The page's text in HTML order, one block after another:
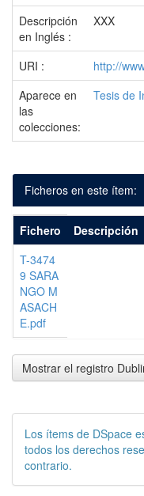
Descripción
en Inglés :
XXX
URI :
http://
Aparece en
las
colecciones:
Tesis de
Ficheros en este ítem:
Fichero Descripción
T-3474
9 SARA
NGO M
ASACH
E.pdf
Mostrar el registro
Los ítems de DSpace
todos los derechos
contrario.